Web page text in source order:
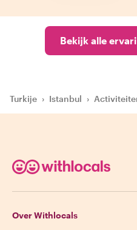
Bekijk alle
Turkije › Istanbul ›
Over Withlocals